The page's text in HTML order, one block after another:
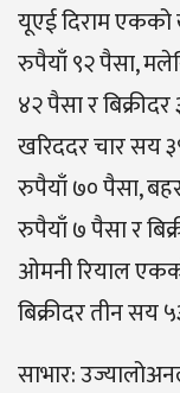
यूएई दिराम एकको
रुपैयाँ ९२ पैसा,
४२ पैसा र
खरिददर चार सय
रुपैयाँ ७० पैसा,
रुपैयाँ ७ पैसा र
ओमनी रियाल
बिक्रीदर तीन सय
साभार: